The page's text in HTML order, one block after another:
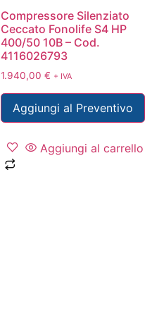
Compressore Silenziato
Ceccato Fonolife S4 HP
400/50 10B – Cod.
4116026793
1.940,00 € + IVA
Aggiungi al Preventivo
Aggiungi al carrello